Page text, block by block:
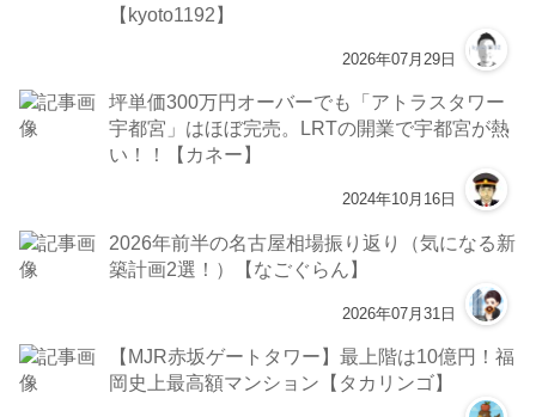
【kyoto1192】
2026年07月29日
坪単価300万円オーバーでも「アトラスタワー
宇都宮」はほぼ完売。LRTの開業で宇都宮が熱
い！！【カネー】
2024年10月16日
2026年前半の名古屋相場振り返り（気になる新
築計画2選！）【なごぐらん】
2026年07月31日
【MJR赤坂ゲートタワー】最上階は10億円！福
岡史上最高額マンション【タカリンゴ】